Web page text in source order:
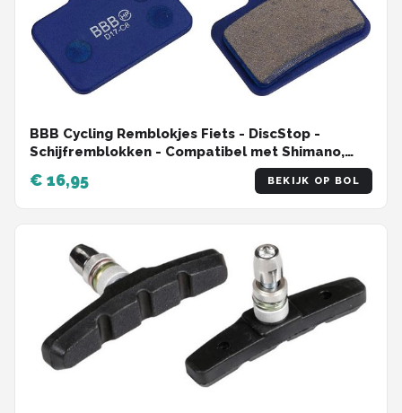
BBB Cycling Remblokjes Fiets - DiscStop -
Schijfremblokken - Compatibel met Shimano,
Tektro en Giant Schijfremmen - Blauw - BBS-52
€ 16,95 BEKIJK OP BOL